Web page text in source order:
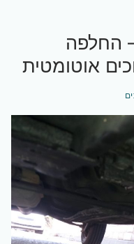
שרייד 2000 – החלפה
אוטומטית